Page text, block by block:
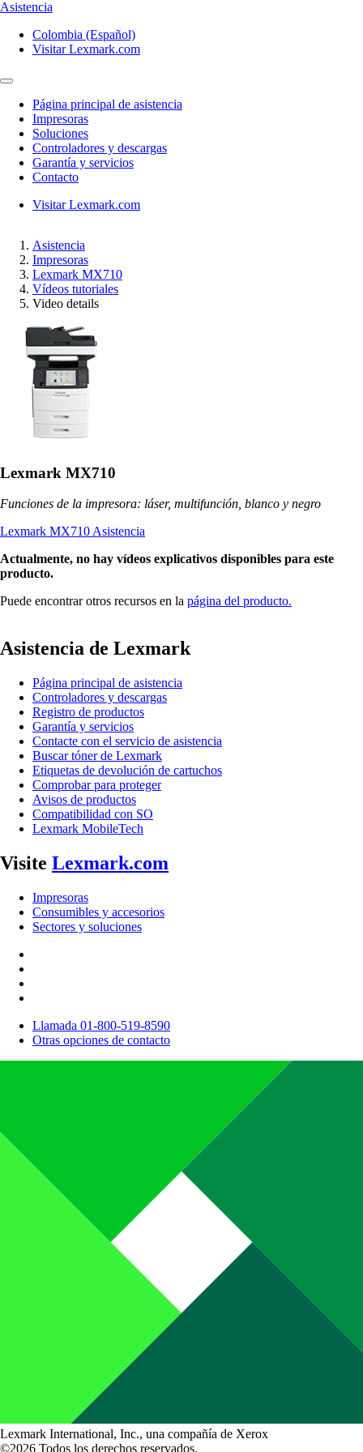
Asistencia
Colombia (Español)
Visitar Lexmark.com
Página principal de asistencia
Impresoras
Soluciones
Controladores y descargas
Garantía y servicios
Contacto
Visitar Lexmark.com
Asistencia
Impresoras
Lexmark MX710
Vídeos tutoriales
Video details
Lexmark MX710
Funciones de la impresora: láser, multifunción, blanco y negro
Lexmark MX710 Asistencia
Actualmente, no hay vídeos explicativos disponibles para este
producto.
Puede encontrar otros recursos en la página del producto.
Asistencia de Lexmark
Página principal de asistencia
Controladores y descargas
Registro de productos
Garantía y servicios
Contacte con el servicio de asistencia
Buscar tóner de Lexmark
Etiquetas de devolución de cartuchos
Comprobar para proteger
Avisos de productos
Compatibilidad con SO
Lexmark MobileTech
Visite Lexmark.com
Impresoras
Consumibles y accesorios
Sectores y soluciones
Llamada 01-800-519-8590
Otras opciones de contacto
Lexmark International, Inc., una compañía de Xerox
©2026 Todos los derechos reservados.